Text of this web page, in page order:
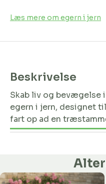
Læs mere om egern i jern
Beskrivelse
Skab liv og bevægelse
egern i jern, designet
fart op ad en